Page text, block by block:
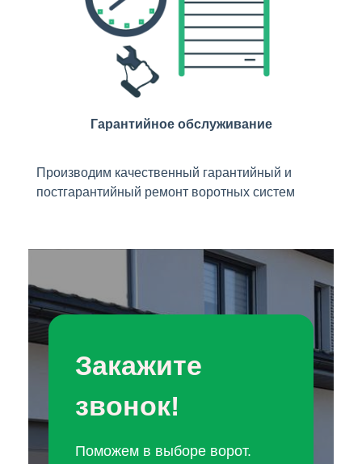
Гарантийное обслуживание
Производим качественный гарантийный и
постгарантийный ремонт воротных систем
Закажите
звонок!
Поможем в выборе ворот.